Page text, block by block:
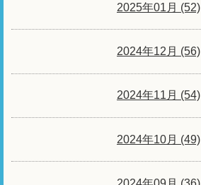
2025年01月 (52)
2024年12月 (56)
2024年11月 (54)
2024年10月 (49)